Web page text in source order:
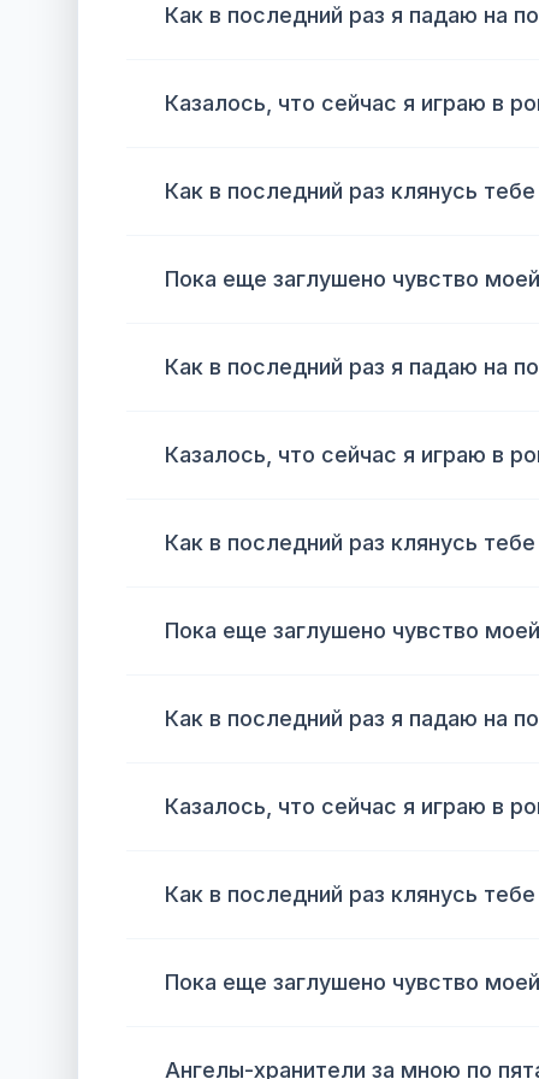
Как в последний раз я падаю на
Казалось, что сейчас я играю в
Как в последний раз клянусь
Пока еще заглушено чувство
Как в последний раз я падаю на
Казалось, что сейчас я играю в
Как в последний раз клянусь
Пока еще заглушено чувство
Как в последний раз я падаю на
Казалось, что сейчас я играю в
Как в последний раз клянусь
Пока еще заглушено чувство
Ангелы-хранители за мною по